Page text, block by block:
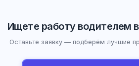
Ищете работу водителем
Оставьте заявку — подберём лучшие